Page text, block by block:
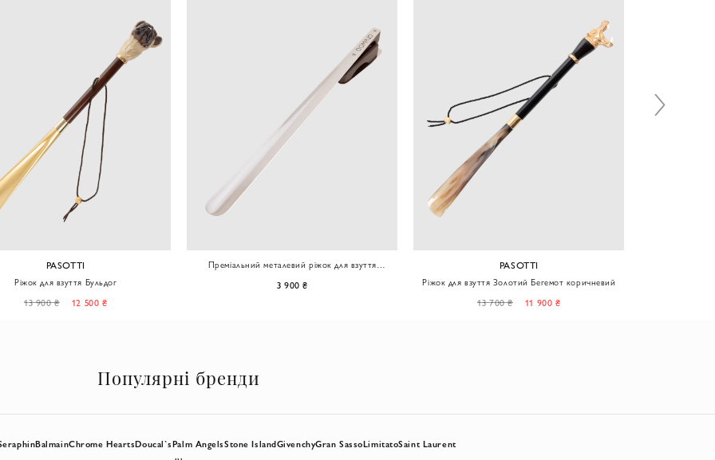
PASOTTI
Ріжок для взуття Бульдог
13 900 ₴ 12 500 ₴
Преміальний металевий ріжок для взуття
3 900 ₴
PASOTTI
Ріжок для взуття Золотий Бегемот коричневий
13 700 ₴ 11 900 ₴
Популярні бренди
BalmainChrome HeartsDoucal`sPalm AngelsStone IslandGivenchyGran SassoLimitatoSaint Laurent
...